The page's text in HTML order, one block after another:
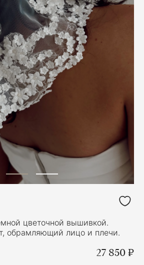
цветочной вышивкой.
обрамляющий лицо и плечи.
27 850 ₽